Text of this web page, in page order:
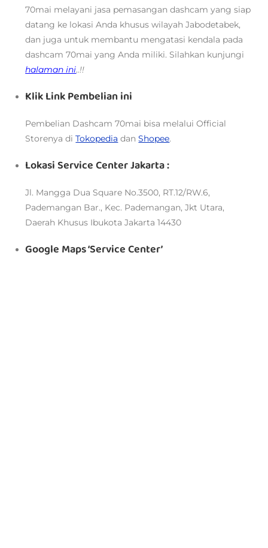
70mai melayani jasa pemasangan dashcam yang siap
datang ke lokasi Anda khusus wilayah Jabodetabek,
dan juga untuk membantu mengatasi kendala pada
dashcam 70mai yang Anda miliki. Silahkan kunjungi
halaman ini..!!
Klik Link Pembelian ini
Pembelian Dashcam 70mai bisa melaluiOfficial
Storenya diTokopedia danShopee.
Lokasi Service Center Jakarta :
Jl. Mangga Dua Square No.3500, RT.12/RW.6,
Pademangan Bar., Kec. Pademangan, Jkt Utara,
Daerah Khusus Ibukota Jakarta 14430
Google Maps ‘Service Center’